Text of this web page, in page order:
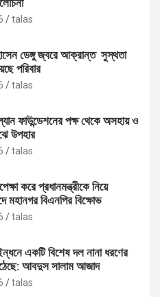
talas
ডেঙ্গু জ্বরে আক্রান্ত সুস্থতা
পরিবার
talas
ফাউন্ডেশনের পক্ষ থেকে অসহায় ও
উপহার
talas
করে প্রধানমন্ত্রীকে নিয়ে
মহানগর বিএনপির বিক্ষোভ
talas
একটি বিশেষ দল নানা ধরণের
আবদুস সালাম আজাদ
talas